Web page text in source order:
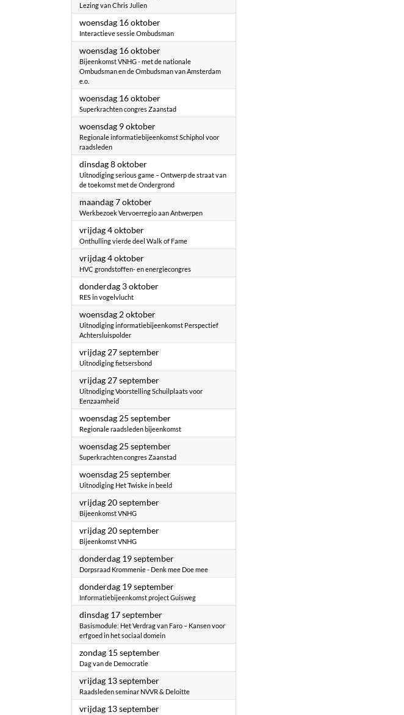
Lezing van Chris Julien
woensdag 16 oktober2024
Interactieve sessie Ombudsman
woensdag 16 oktober2024
Bijeenkomst VNHG - met de nationale
Ombudsman en de Ombudsman van Amsterdam
e.o.
woensdag 16 oktober2024
Superkrachten congres Zaanstad
woensdag 9 oktober2024
Regionale informatiebijeenkomst Schiphol voor
raadsleden
dinsdag 8 oktober2024
Uitnodiging serious game – Ontwerp de straat van
de toekomst met de Ondergrond
maandag 7 oktober2024
Werkbezoek Vervoerregio aan Antwerpen
vrijdag 4 oktober2024
Onthulling vierde deel Walk of Fame
vrijdag 4 oktober2024
HVC grondstoffen- en energiecongres
donderdag 3 oktober2024
RES in vogelvlucht
woensdag 2 oktober2024
Uitnodiging informatiebijeenkomst Perspectief
Achtersluispolder
vrijdag 27 september2024
Uitnodiging fietsersbond
vrijdag 27 september2024
Uitnodiging Voorstelling Schuilplaats voor
Eenzaamheid
woensdag 25 september2024
Regionale raadsleden bijeenkomst
woensdag 25 september2024
Superkrachten congres Zaanstad
woensdag 25 september2024
Uitnodiging Het Twiske in beeld
vrijdag 20 september2024
Bijeenkomst VNHG
vrijdag 20 september2024
Bijeenkomst VNHG
donderdag 19 september2024
Dorpsraad Krommenie - Denk mee Doe mee
donderdag 19 september2024
Informatiebijeenkomst project Guisweg
dinsdag 17 september2024
Basismodule: Het Verdrag van Faro – Kansen voor
erfgoed in het sociaal domein
zondag 15 september2024
Dag van de Democratie
vrijdag 13 september2024
Raadsleden seminar NVVR & Deloitte
vrijdag 13 september2024